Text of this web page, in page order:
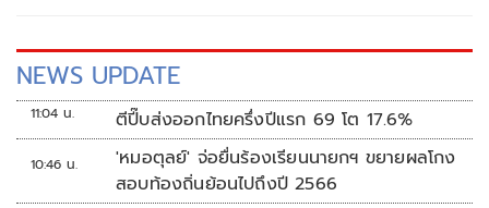
NEWS UPDATE
11:04 น. ตีปี๊บส่งออกไทยครึ่งปีแรก 69 โต 17.6%
10:46 น.
'หมอตุลย์' จ่อยื่นร้องเรียนนายกฯ ขยายผลโกง
สอบท้องถิ่นย้อนไปถึงปี 2566